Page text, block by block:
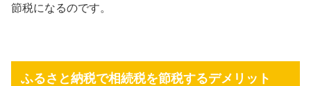
節税になるのです。
ふるさと納税で相続税を節税するデメリット